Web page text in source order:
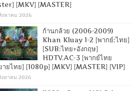
[MKV] [MASTER]
งหาคม 2026
ก้านกล้วย (2006-2009)
Khan Kluay 1-2 [พากย์:ไทย]
[SUB:ไทย+อังกฤษ]
HDTV.AC-3 [พากย์ไทย
ายไทย] [1080p] [MKV] [MASTER] [VIP]
งหาคม 2026